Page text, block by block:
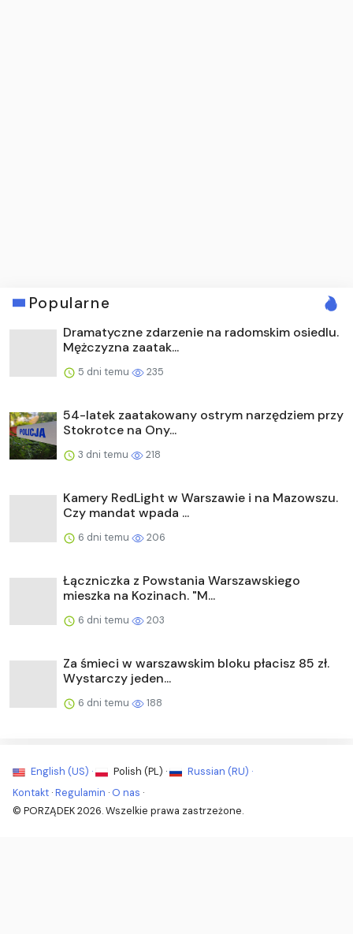
Popularne
Dramatyczne zdarzenie na radomskim osiedlu.
Mężczyzna zaatak...
5 dni temu 235
54-latek zaatakowany ostrym narzędziem przy
Stokrotce na Ony...
3 dni temu 218
Kamery RedLight w Warszawie i na Mazowszu.
Czy mandat wpada ...
6 dni temu 206
Łączniczka z Powstania Warszawskiego
mieszka na Kozinach. "M...
6 dni temu 203
Za śmieci w warszawskim bloku płacisz 85 zł.
Wystarczy jeden...
6 dni temu 188
English (US) · Polish (PL) ·
Russian (RU) ·
Kontakt ·Regulamin · O nas ·
© PORZĄDEK 2026. Wszelkie prawa zastrzeżone.